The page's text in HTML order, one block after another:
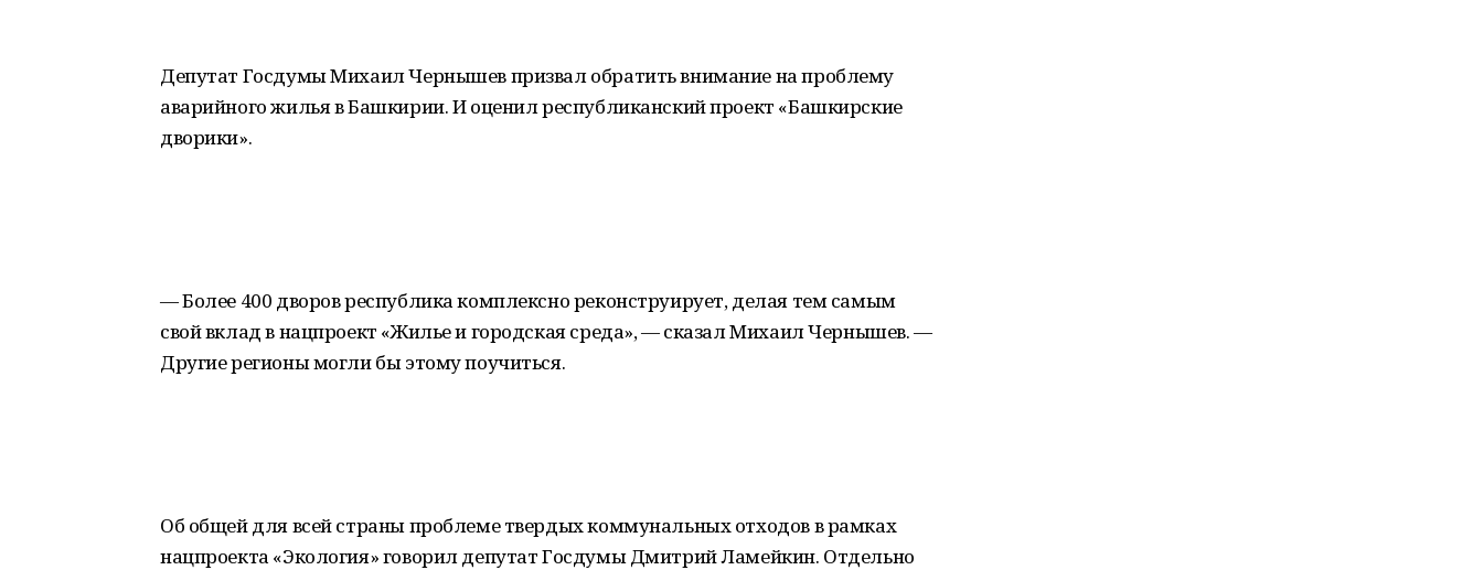
Депутат Госдумы Михаил Чернышев призвал обратить внимание на проблему
аварийного жилья в Башкирии. И оценил республиканский проект «Башкирские
дворики».
— Более 400 дворов республика комплексно реконструирует, делая тем самым
свой вклад в нацпроект «Жилье и городская среда», — сказал Михаил Чернышев. —
Другие регионы могли бы этому поучиться.
Об общей для всей страны проблеме твердых коммунальных отходов в рамках
нацпроекта «Экология» говорил депутат Госдумы Дмитрий Ламейкин. Отдельно